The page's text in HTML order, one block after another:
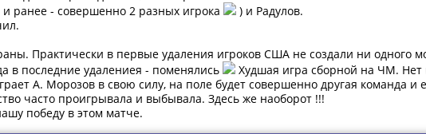
ранее - совершенно 2 разных игрока
) и Радулов.
Практически в первые удаления игроков США не создали ни одного
в последние удалениея - поменялись
Худшая игра сборной на ЧМ.
А. Морозов в свою силу, на поле будет совершенно другая команда и
часто проигрывала и выбывала. Здесь же наоборот !!!
победу в этом матче.